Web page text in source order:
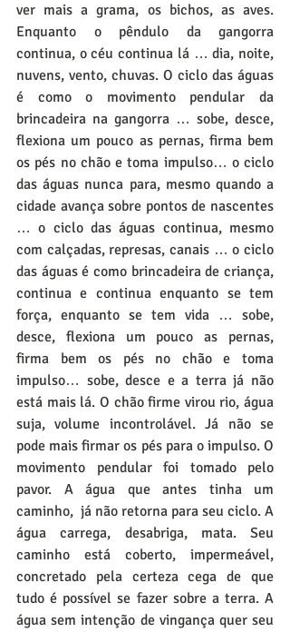
ver mais a grama, os bichos, as aves.
Enquanto o pêndulo da gangorra
continua, o céu continua lá … dia, noite,
nuvens, vento, chuvas. O ciclo das águas
é como o movimento pendular da
brincadeira na gangorra … sobe, desce,
flexiona um pouco as pernas, firma bem
os pés no chão e toma impulso… o ciclo
das águas nunca para, mesmo quando a
cidade avança sobre pontos de nascentes
… o ciclo das águas continua, mesmo
com calçadas, represas, canais … o ciclo
das águas é como brincadeira de criança,
continua e continua enquanto se tem
força, enquanto se tem vida … sobe,
desce, flexiona um pouco as pernas,
firma bem os pés no chão e toma
impulso… sobe, desce e a terra já não
está mais lá. O chão firme virou rio, água
suja, volume incontrolável. Já não se
pode mais firmar os pés para o impulso. O
movimento pendular foi tomado pelo
pavor. A água que antes tinha um
caminho,  já não retorna para seu ciclo. A
água carrega, desabriga, mata. Seu
caminho está coberto, impermeável,
concretado pela certeza cega de que
tudo é possível se fazer sobre a terra. A
água sem intenção de vingança quer seu